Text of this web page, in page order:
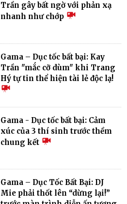
Trần gây bất ngờ với phản xạ
nhanh như chớp
Gama – Dục tốc bất bại: Kay
Trần "mắc cỡ dùm" khi Trang
Hý tự tin thể hiện tài lẻ độc lạ!
Gama - Dục tốc bất bại: Cảm
xúc của 3 thí sinh trước thềm
chung kết
Gama – Dục Tốc Bất Bại: DJ
Mie phải thốt lên “dừng lại!”